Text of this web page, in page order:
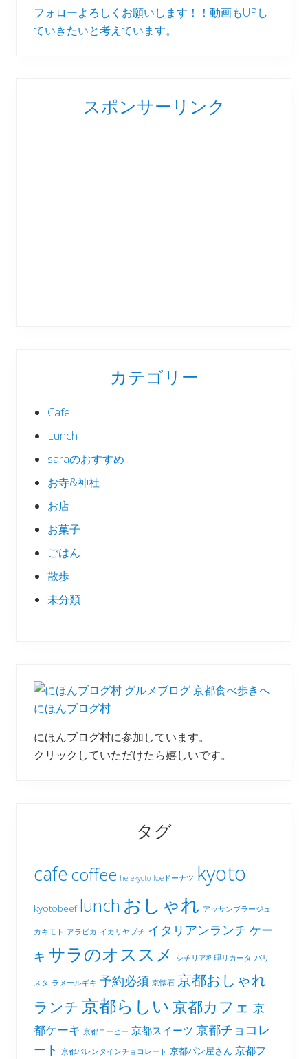
フォローよろしくお願いします！！動画もUPし
ていきたいと考えています。
スポンサーリンク
カテゴリー
Cafe
Lunch
saraのおすすめ
お寺&神社
お店
お菓子
ごはん
散歩
未分類
にほんブログ村
にほんブログ村に参加しています。
クリックしていただけたら嬉しいです。
タグ
cafe coffee herekyoto koeドーナツ kyoto
kyotobeef lunch おしゃれ アッサンブラージュ
カキモト アラビカ イカリヤプチ イタリアンランチ ケー
キ サラのオススメ シチリア料理リカータ バリ
スタ ラメールギキ 予約必須 京懐石 京都おしゃれ
ランチ 京都らしい 京都カフェ 京
都ケーキ 京都コーヒー 京都スイーツ 京都チョコレ
ート 京都バレンタインチョコレート 京都パン屋さん 京都フ